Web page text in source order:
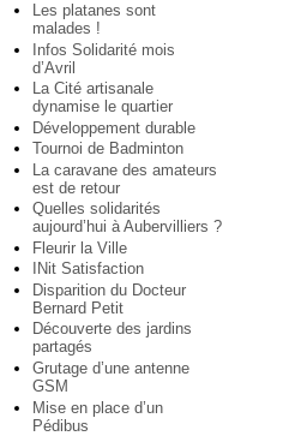
Les platanes sont
malades !
Infos Solidarité mois
d’Avril
La Cité artisanale
dynamise le quartier
Développement durable
Tournoi de Badminton
La caravane des amateurs
est de retour
Quelles solidarités
aujourd’hui à Aubervilliers ?
Fleurir la Ville
INit Satisfaction
Disparition du Docteur
Bernard Petit
Découverte des jardins
partagés
Grutage d’une antenne
GSM
Mise en place d’un
Pédibus